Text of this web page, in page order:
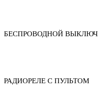
БЕСПРОВОДНОЙ
РАДИОРЕЛЕ С ПУЛЬТОМ